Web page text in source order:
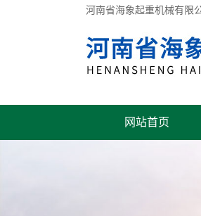
河南省海象起重机械有限
网站首页